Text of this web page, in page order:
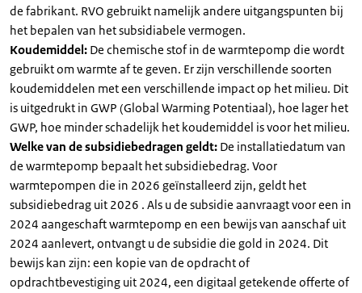
de fabrikant. RVO gebruikt namelijk andere uitgangspunten bij
het bepalen van het subsidiabele vermogen.
Koudemiddel: De chemische stof in de warmtepomp die wordt
gebruikt om warmte af te geven. Er zijn verschillende soorten
koudemiddelen met een verschillende impact op het milieu. Dit
is uitgedrukt in GWP (Global Warming Potentiaal), hoe lager het
GWP, hoe minder schadelijk het koudemiddel is voor het milieu.
Welke van de subsidiebedragen geldt: De installatiedatum van
de warmtepomp bepaalt het subsidiebedrag. Voor
warmtepompen die in 2026 geïnstalleerd zijn, geldt het
subsidiebedrag uit 2026 . Als u de subsidie aanvraagt voor een in
2024 aangeschaft warmtepomp en een bewijs van aanschaf uit
2024 aanlevert, ontvangt u de subsidie die gold in 2024. Dit
bewijs kan zijn: een kopie van de opdracht of
opdrachtbevestiging uit 2024, een digitaal getekende offerte of